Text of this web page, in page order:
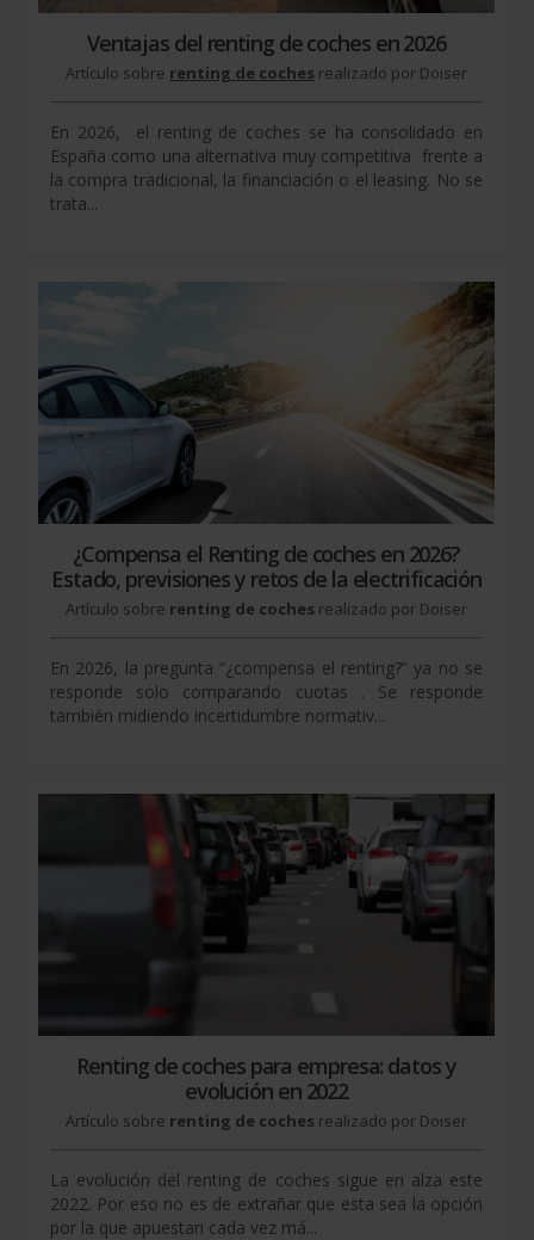
Ventajas del renting de coches en 2026
Artículo sobre renting de coches realizado por Doiser
En 2026, el renting de coches se ha consolidado en
España como una alternativa muy competitiva frente a
la compra tradicional, la financiación o el leasing. No se
trata...
¿Compensa el Renting de coches en 2026?
Estado, previsiones y retos de la electrificación
Artículo sobre renting de coches realizado por Doiser
En 2026, la pregunta “¿compensa el renting?” ya no se
responde solo comparando cuotas . Se responde
también midiendo incertidumbre normativ...
Renting de coches para empresa: datos y
evolución en 2022
Artículo sobre renting de coches realizado por Doiser
La evolución del renting de coches sigue en alza este
2022. Por eso no es de extrañar que esta sea la opción
por la que apuestan cada vez má...